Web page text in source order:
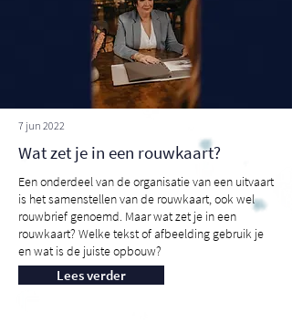
7 jun 2022
Wat zet je in een rouwkaart?
Een onderdeel van de organisatie van een uitvaart
is het samenstellen van de rouwkaart, ook wel
rouwbrief genoemd. Maar wat zet je in een
rouwkaart? Welke tekst of afbeelding gebruik je
en wat is de juiste opbouw?
Lees verder